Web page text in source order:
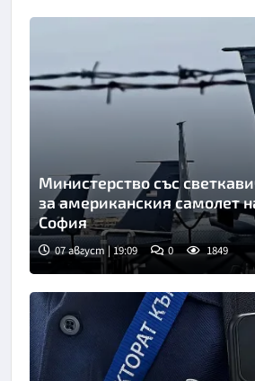
Министерство със
за американския самолет
София
07 август | 19:09 0 1849